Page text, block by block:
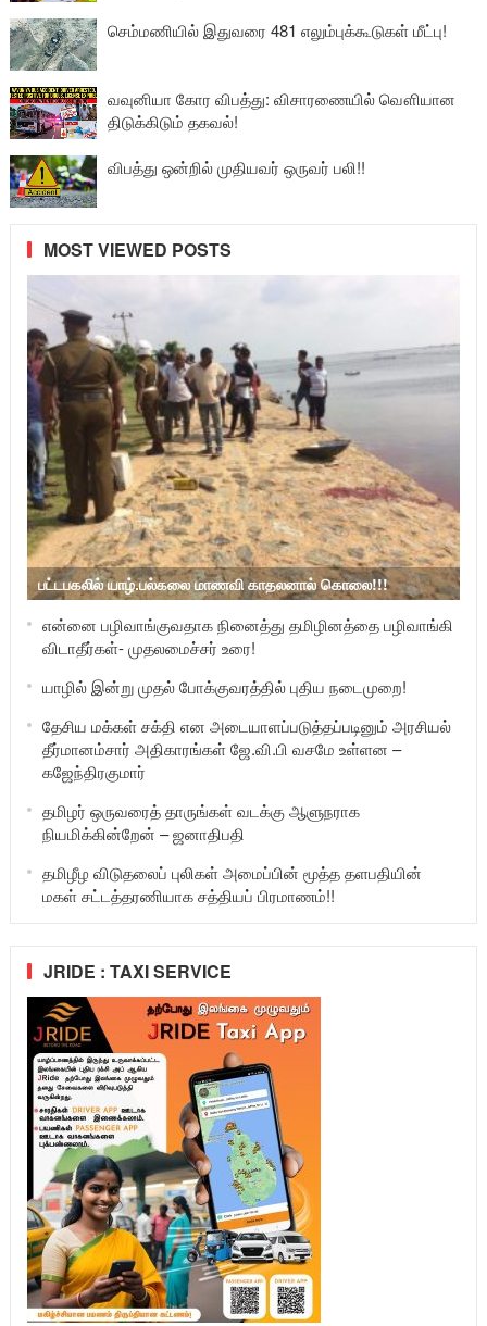
செம்மணியில் இதுவரை 481 எலும்புக்கூடுகள் மீட்பு!
வவுனியா கோர விபத்து: விசாரணையில் வௌியான
திடுக்கிடும் தகவல்!
விபத்து ஒன்றில் முதியவர் ஒருவர் பலி!!
MOST VIEWED POSTS
பட்டபகலில் யாழ்.பல்கலை மாணவி காதலனால் கொலை!!!
என்னை பழிவாங்குவதாக நினைத்து தமிழினத்தை பழிவாங்கி
விடாதீர்கள்- முதலமைச்சர் உரை!
யாழில் இன்று முதல் போக்குவரத்தில் புதிய நடைமுறை!
தேசிய மக்கள் சக்தி என அடையாளப்படுத்தப்படினும் அரசியல்
தீர்மானம்சார் அதிகாரங்கள் ஜே.வி.பி வசமே உள்ளன –
கஜேந்திரகுமார்
தமிழர் ஒருவரைத் தாருங்கள் வடக்கு ஆளுநராக
நியமிக்கின்றேன் – ஜனாதிபதி
தமிழீழ விடுதலைப் புலிகள் அமைப்பின் மூத்த தளபதியின்
மகள் சட்டத்தரணியாக சத்தியப் பிரமாணம்!!
JRIDE : TAXI SERVICE